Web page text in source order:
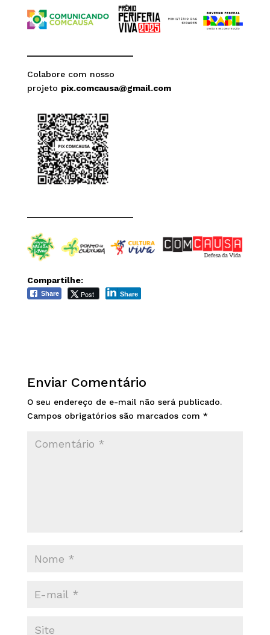
Colabore com nosso
projeto pix.comcausa@gmail.com
Compartilhe:
Share Post Share
Enviar Comentário
O seu endereço de e-mail não será publicado.
Campos obrigatórios são marcados com *